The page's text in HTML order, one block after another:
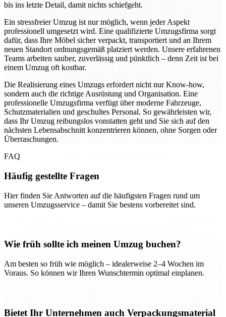
bis ins letzte Detail, damit nichts schiefgeht.
Ein stressfreier Umzug ist nur möglich, wenn jeder Aspekt
professionell umgesetzt wird. Eine qualifizierte Umzugsfirma sorgt
dafür, dass Ihre Möbel sicher verpackt, transportiert und an Ihrem
neuen Standort ordnungsgemäß platziert werden. Unsere erfahrenen
Teams arbeiten sauber, zuverlässig und pünktlich – denn Zeit ist bei
einem Umzug oft kostbar.
Die Realisierung eines Umzugs erfordert nicht nur Know-how,
sondern auch die richtige Ausrüstung und Organisation. Eine
professionelle Umzugsfirma verfügt über moderne Fahrzeuge,
Schutzmaterialien und geschultes Personal. So gewährleisten wir,
dass Ihr Umzug reibungslos vonstatten geht und Sie sich auf den
nächsten Lebensabschnitt konzentrieren können, ohne Sorgen oder
Überraschungen.
FAQ
Häufig gestellte Fragen
Hier finden Sie Antworten auf die häufigsten Fragen rund um
unseren Umzugsservice – damit Sie bestens vorbereitet sind.
Wie früh sollte ich meinen Umzug buchen?
Am besten so früh wie möglich – idealerweise 2–4 Wochen im
Voraus. So können wir Ihren Wunschtermin optimal einplanen.
Bietet Ihr Unternehmen auch Verpackungsmaterial